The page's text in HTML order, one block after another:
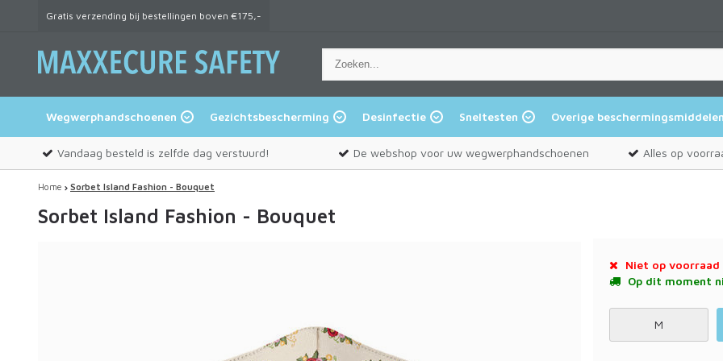
Gratis verzending bij bestellingen boven €175,-
Wegwerphandschoenen Gezichtsbescherming Desinfectie Sneltesten Overige beschermingsmiddelen
Vandaag besteld is zelfde dag verstuurd! De webshop voor uw wegwerphandschoenen Alles op
Home Sorbet Island Fashion - Bouquet
Sorbet Island Fashion - Bouquet
Niet op voorraad
Op dit moment
M